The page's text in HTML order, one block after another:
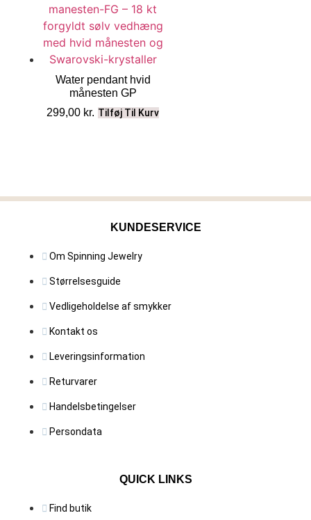
Water pendant hvid
månesten GP
299,00 kr. Tilføj Til Kurv
KUNDESERVICE
Om Spinning Jewelry
Størrelsesguide
Vedligeholdelse af smykker
Kontakt os
Leveringsinformation
Returvarer
Handelsbetingelser
Persondata
QUICK LINKS
Find butik